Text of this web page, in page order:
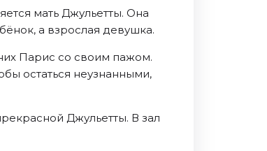
мать Джульетты. Она
а взрослая девушка.
Парис со своим пажом.
остаться неузнанными,
Джульетты. В зал